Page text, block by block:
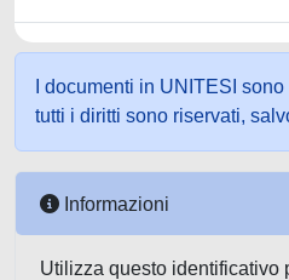
I documenti in UNITESI
tutti i diritti sono riservati,
Informazioni
Utilizza questo identificativo